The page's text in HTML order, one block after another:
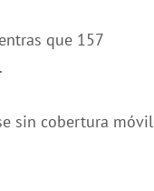
que 157
sin cobertura móvil